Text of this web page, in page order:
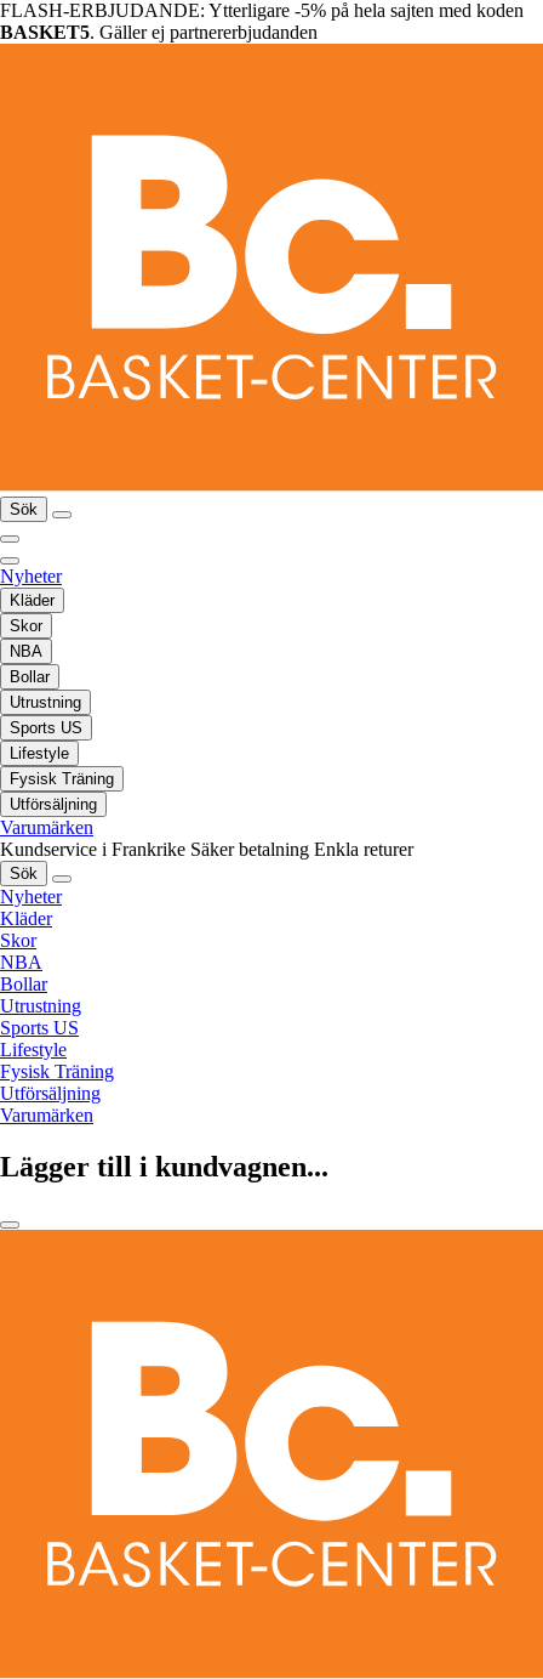
FLASH-ERBJUDANDE: Ytterligare -5% på hela sajten med koden
BASKET5. Gäller ej partnererbjudanden
Sök
Nyheter
Kläder
Skor
NBA
Bollar
Utrustning
Sports US
Lifestyle
Fysisk Träning
Utförsäljning
Varumärken
Kundservice i Frankrike Säker betalning Enkla returer
Sök
Nyheter
Kläder
Skor
NBA
Bollar
Utrustning
Sports US
Lifestyle
Fysisk Träning
Utförsäljning
Varumärken
Lägger till i kundvagnen...